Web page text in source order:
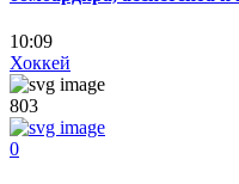
10:09
Хоккей
803
0